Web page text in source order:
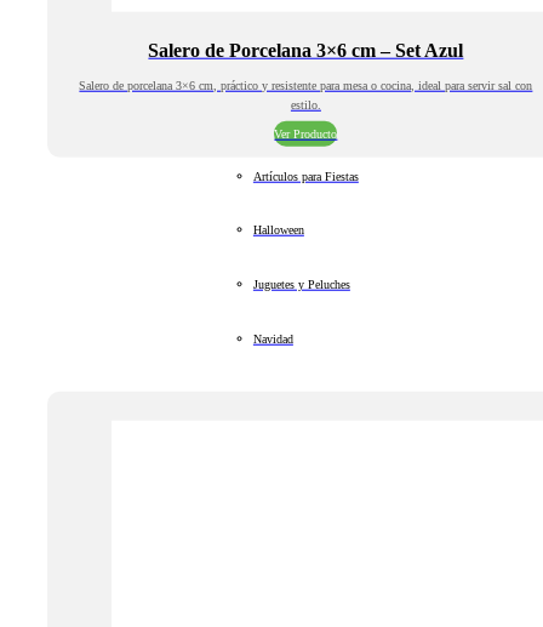
Salero de Porcelana 3×6 cm – Set Azul
Salero de porcelana 3×6 cm, práctico y resistente para mesa o cocina, ideal para servir sal con
estilo.
Ver Producto
Artículos para Fiestas
Halloween
Juguetes y Peluches
Navidad